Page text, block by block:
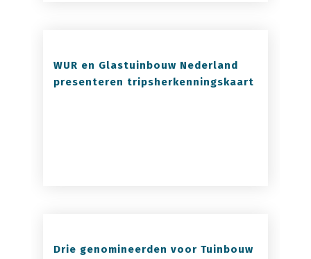
WUR en Glastuinbouw Nederland
presenteren tripsherkenningskaart
Drie genomineerden voor Tuinbouw